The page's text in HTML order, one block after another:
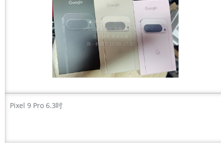
Pixel 9 Pro 6.3吋